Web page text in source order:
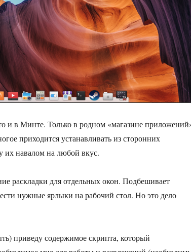
и в Минте. Только в родном «магазине
приходится устанавливать из сторонних
их навалом на любой вкус.
раскладки для отдельных окон. Подбешивает
нужные ярлыки на рабочий стол. Но это дело
приведу содержимое скрипта, который